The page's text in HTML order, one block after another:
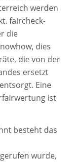
werden
faircheck-
die
dies
die von der
ersetzt
Eine
ist
besteht das
wurde,